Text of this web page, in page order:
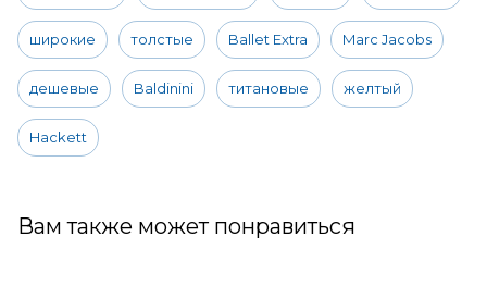
широкие толстые Ballet Extra Marc Jacobs
дешевые Baldinini титановые желтый
Hackett
Вам также может понравиться